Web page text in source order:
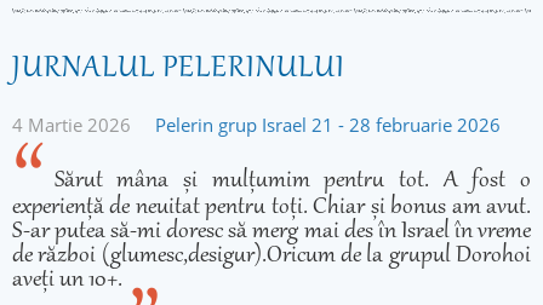
JURNALUL PELERINULUI
4 Martie 2026 Pelerin grup Israel 21 - 28 februarie 2026
Sărut mâna și mulțumim pentru tot. A fost o
experiență de neuitat pentru toți. Chiar și bonus am avut.
S-ar putea să-mi doresc să merg mai des în Israel în vreme
de război (glumesc,desigur).Oricum de la grupul Dorohoi
aveți un 10+.